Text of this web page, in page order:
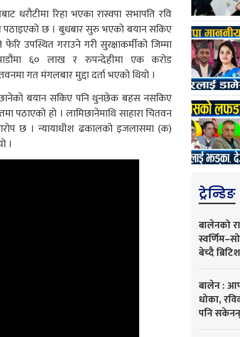
धरौटीमा रिहा भएका रास्वपा सभापति रवि
पठाइएको छ । बुधबार सुरु भएको बयान सकिए
उपस्थित गराउने गरी सुरक्षाकर्मीको जिम्मा
६० लाख र रुपन्देहीमा एक करोड
गत मंगलबार मुद्दा दर्ता भएको थियो ।
बयान सकिए पनि थुनछेक बहस नसकिए
पठाएको हो । लामिछानेमाथि साहारा चितवन
छ । न्यायाधीश ढकालको इजलासमा (क)
।
ट्रेन्डिङ
बालेनको
बेच्दै
बालेन :
धोका,
पनि